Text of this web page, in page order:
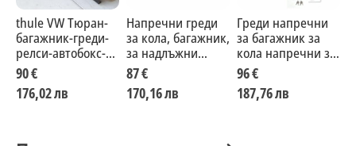
thule VW Тюран-
багажник-греди-
релси-автобокс-
рейки
90 €
176,02 лв
Напречни греди
за кола, багажник,
за надлъжни
греди, 120см, с
ключ, до 90 кг
87 €
170,16 лв
Греди напречни
за багажник за
кола напречни за
фабрични резби
на покрива,
120см, с ключ
96 €
187,76 лв